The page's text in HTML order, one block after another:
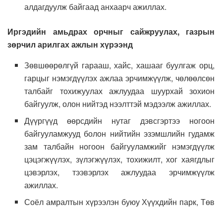
алдагдуулж байгаад анхаарч ажиллах.
Иргэдийн амьдрах орчныг сайжруулах, газрын
зөрчил арилгах ажлын хүрээнд
Зөвшөөрөлгүй гарааш, хайс, хашааг буулгаж орц,
гарцыг нэмэгдүүлэх ажлаа эрчимжүүлж, чөлөөлсөн
талбайг тохижуулах ажлуудаа шуурхай зохион
байгуулж, олон нийтэд нээлттэй мэдээлж ажиллах.
Дүүргүүд өөрсдийн нутаг дэвсгэртээ ногоон
байгууламжууд болон нийтийн эзэмшлийн гудамж
зам талбайн ногоон байгууламжийг нэмэгдүүлж
цэцэгжүүлэх, зүлэгжүүлэх, тохижилт, хог хаягдлыг
цэвэрлэх, тээвэрлэх ажлуудаа эрчимжүүлж
ажиллах.
Соёл амралтын хүрээлэн буюу Хүүхдийн парк, Төв